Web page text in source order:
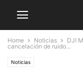
Home Noticias
DJI
cancelación de ruido...
Noticias